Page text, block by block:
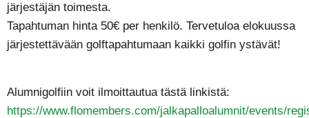
järjestäjän toimesta.
Tapahtuman hinta 50€ per henkilö. Tervetuloa elokuussa
järjestettävään golftapahtumaan kaikki golfin ystävät!
Alumnigolfiin voit ilmoittautua tästä linkistä:
https://www.flomembers.com/jalkapalloalumnit/events/